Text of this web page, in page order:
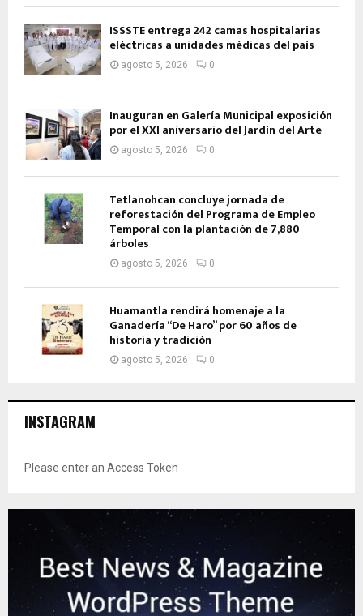
ISSSTE entrega 242 camas hospitalarias
eléctricas a unidades médicas del país
agosto 5, 2026 0
Inauguran en Galería Municipal exposición
por el XXI aniversario del Jardín del Arte
agosto 5, 2026 0
Tetlanohcan concluye jornada de
reforestación del Programa de Empleo
Temporal con la plantación de 7,880
árboles
agosto 5, 2026 0
Huamantla rendirá homenaje a la
Ganadería “De Haro” por 60 años de
historia y tradición
agosto 5, 2026 0
INSTAGRAM
Please enter an Access Token